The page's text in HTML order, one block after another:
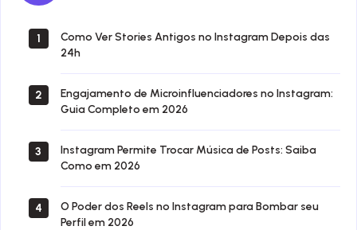
1
Como Ver Stories Antigos no Instagram Depois das
24h
2
Engajamento de Microinfluenciadores no Instagram:
Guia Completo em 2026
3
Instagram Permite Trocar Música de Posts: Saiba
Como em 2026
4
O Poder dos Reels no Instagram para Bombar seu
Perfil em 2026